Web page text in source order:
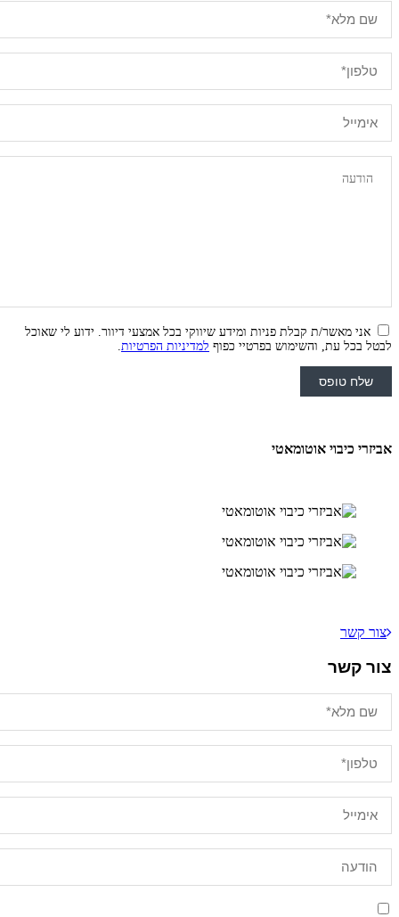
אני מאשר/ת קבלת פניות ומידע שיווקי בכל אמצעי דיוור. ידוע לי שאוכל
לבטל בכל עת, והשימוש בפרטיי כפוף למדיניות הפרטיות
אביזרי כיבוי אוטומאטי
צור קשר
צור קשר